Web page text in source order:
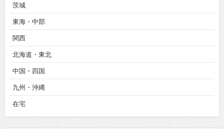
茨城
東海・中部
関西
北海道・東北
中国・四国
九州・沖縄
在宅